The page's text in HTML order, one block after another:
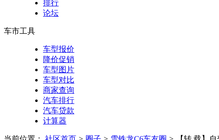
排行
论坛
车市工具
车型报价
降价促销
车型图片
车型对比
商家查询
汽车排行
汽车贷款
计算器